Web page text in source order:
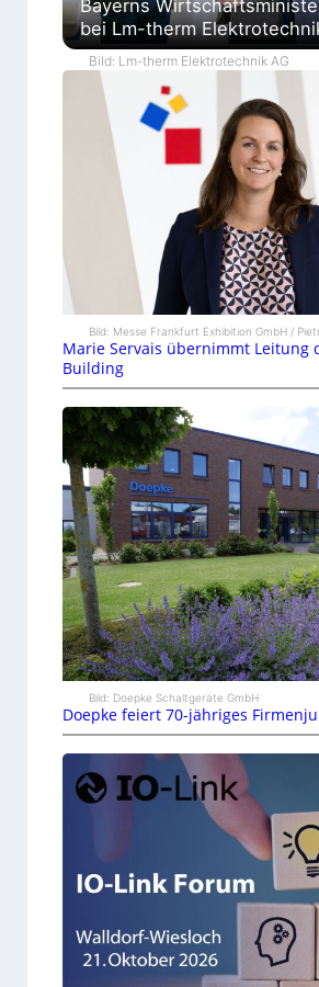
Bayerns
bei Lm-therm
Bild: Lm-therm Elektrotechnik AG
Bild: Messe Frankfurt Exhibition GmbH /
Marie Servais übernimmt Leitung
Building
Bild: Doepke Schaltgeräte GmbH
Doepke feiert 70-jähriges